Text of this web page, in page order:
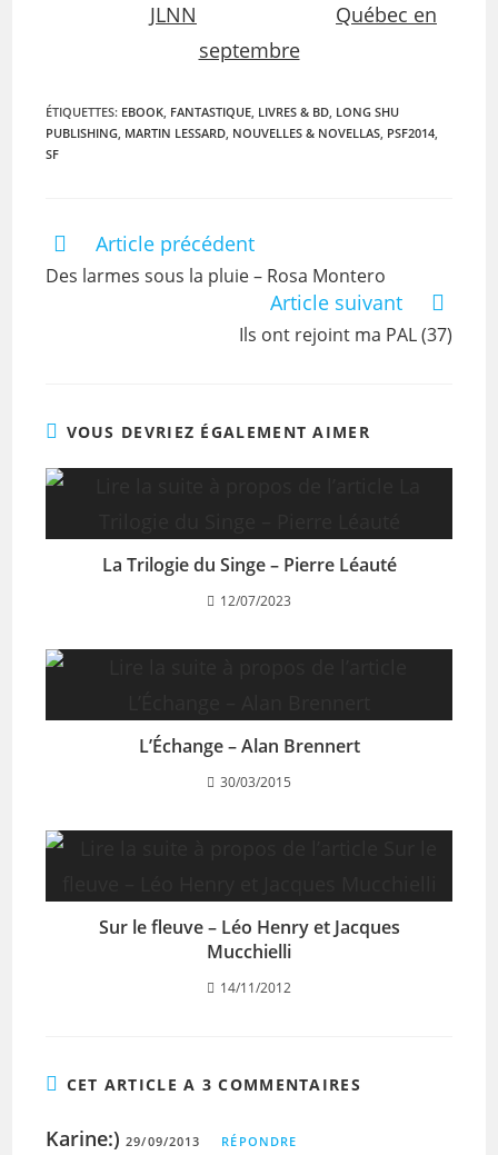
JLNN
Québec en
septembre
ÉTIQUETTES: EBOOK, FANTASTIQUE, LIVRES & BD, LONG SHU
PUBLISHING, MARTIN LESSARD, NOUVELLES & NOVELLAS, PSF2014,
SF
Article précédent
Des larmes sous la pluie – Rosa Montero
Article suivant
Ils ont rejoint ma PAL (37)
VOUS DEVRIEZ ÉGALEMENT AIMER
La Trilogie du Singe – Pierre Léauté
12/07/2023
L’Échange – Alan Brennert
30/03/2015
Sur le fleuve – Léo Henry et Jacques
Mucchielli
14/11/2012
CET ARTICLE A 3 COMMENTAIRES
Karine:) 29/09/2013 RÉPONDRE